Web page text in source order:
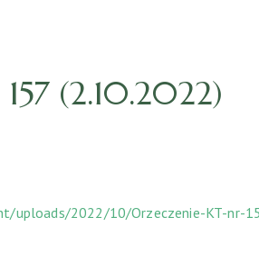
(2.10.2022)
2022/10/Orzeczenie-KT-nr-